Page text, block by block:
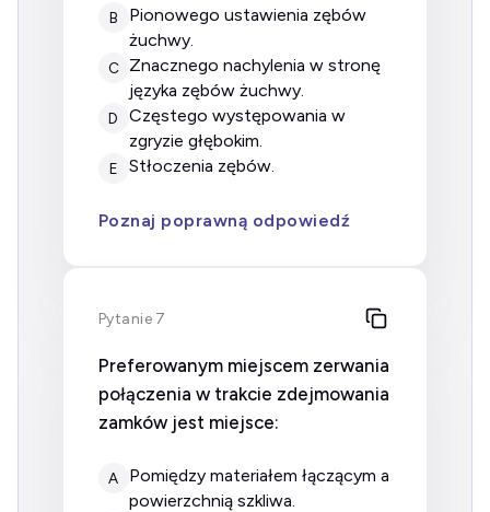
B
pionowego ustawienia zębów
żuchwy.
C
znacznego nachylenia w stronę
języka zębów żuchwy.
D
częstego występowania w
zgryzie głębokim.
E stłoczenia zębów.
Poznaj poprawną odpowiedź
Pytanie 7
Preferowanym miejscem zerwania
połączenia w trakcie zdejmowania
zamków jest miejsce:
A
pomiędzy materiałem łączącym a
powierzchnią szkliwa.